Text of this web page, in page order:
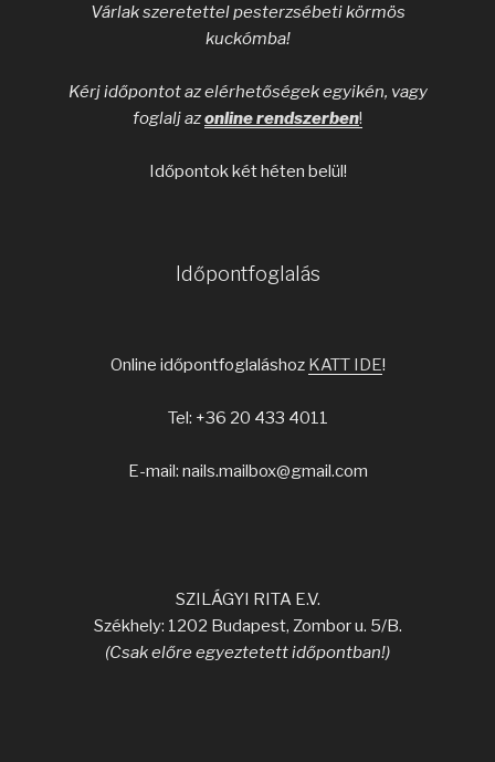
Várlak szeretettel pesterzsébeti körmös
kuckómba!
Kérj időpontot az elérhetőségek egyikén, vagy
foglalj azonline rendszerben!
Időpontok két héten belül!
Időpontfoglalás
Online időpontfoglaláshoz KATT IDE!
Tel: +36 20 433 4011
E-mail: nails.mailbox@gmail.com
SZILÁGYI RITA E.V.
Székhely: 1202 Budapest, Zombor u. 5/B.
(Csak előre egyeztetett időpontban!)